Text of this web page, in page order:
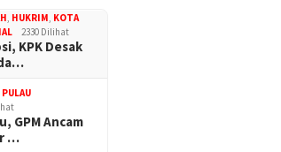
HUKRIM KOTA
2330 Dilihat
KPK Desak
PULAU
GPM Ancam
…